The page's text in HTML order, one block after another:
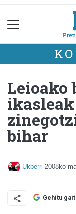
Leioako
bihar
Ukberri 2008ko
Gehitu